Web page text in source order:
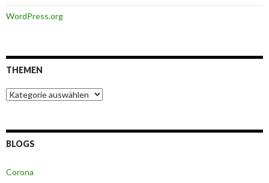
WordPress.org
THEMEN
Themen
BLOGS
Corona